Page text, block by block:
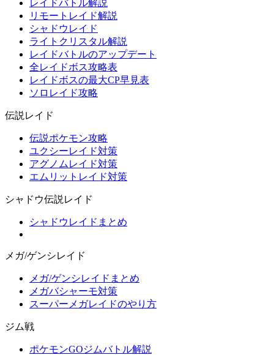
レイドバトル解説
リモートレイド解説
シャドウレイド
ライトクリスタル解説
レイドバトルのアップデート
全レイドボス攻略表
レイドボスの最大CP早見表
ソロレイド攻略
伝説レイド
伝説ポケモン攻略
ユクシーレイド対策
アグノムレイド対策
エムリットレイド対策
シャドウ伝説レイド
シャドウレイドまとめ
メガ/ゲンシレイド
メガ/ゲンシレイドまとめ
メガバシャーモ対策
スーパーメガレイドのやり方
ジム戦
ポケモンGOジムバトル解説